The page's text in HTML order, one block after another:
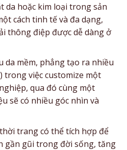
da hoặc kim loại trong sản
cách tinh tế và đa dạng,
thông điệp được dễ dàng ở
da mềm, phẳng tạo ra nhiều
trong việc customize một
qua đó cùng một
sẽ có nhiều góc nhìn và
trang có thể tích hợp để
gần gũi trong đời sống, tăng